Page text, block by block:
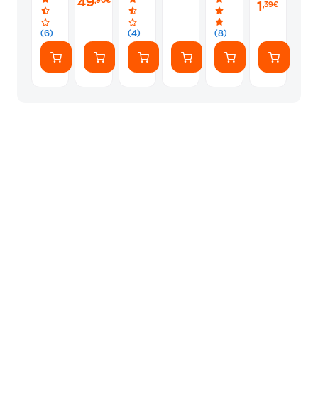
Charcoal
(6) (4)
Grey
Blue
(8)
1,39€